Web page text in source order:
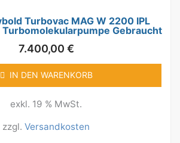
Turbovac MAG W 2200 IPL
Gebraucht
7.400,00 €
IN DEN WARENKORB
exkl. 19 % MwSt.
zzgl. Versandkosten